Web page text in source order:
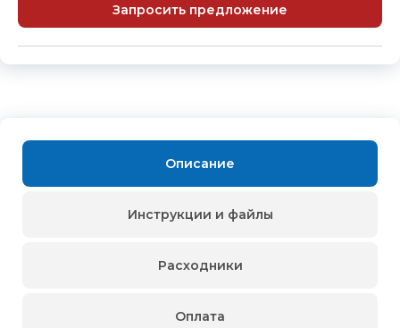
Запросить предложение
Описание
Инструкции и файлы
Расходники
Оплата